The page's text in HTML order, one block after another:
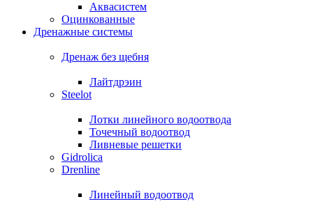
Аквасистем
Оцинкованные
Дренажные системы
Дренаж без щебня
Лайтдрэин
Steelot
Лотки линейного водоотвода
Точечный водоотвод
Ливневые решетки
Gidrolica
Drenline
Линейный водоотвод